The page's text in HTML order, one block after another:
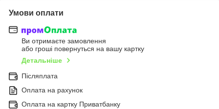
Умови оплати
Ви отримаєте замовлення
або гроші повернуться на вашу картку
Детальніше
Післяплата
Оплата на рахунок
Оплата на картку Приватбанку